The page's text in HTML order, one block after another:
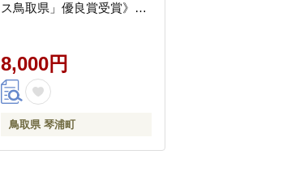
ス鳥取県」優良賞受賞》
業 スイーツ）
8,000円
鳥取県 琴浦町